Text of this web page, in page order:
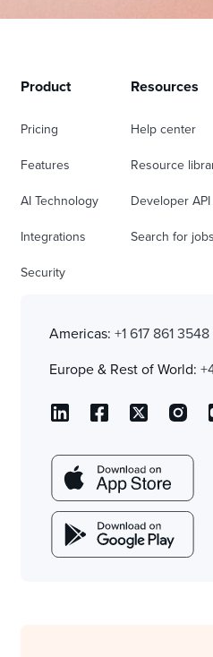
Product
Pricing
Features
AI Technology
Integrations
Security
Resources
Help center
Resource
Developer API
Search for jobs
Americas: +1 617 861 3548
Europe & Rest of World: